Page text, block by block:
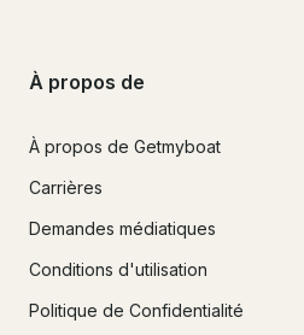
À propos de
À propos de Getmyboat
Carrières
Demandes médiatiques
Conditions d'utilisation
Politique de Confidentialité